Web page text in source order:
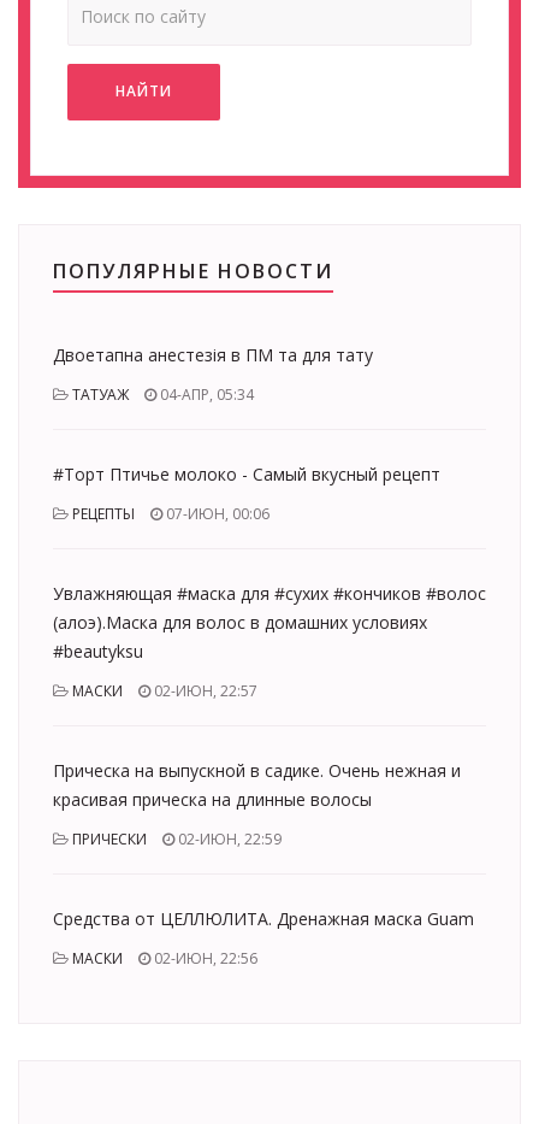
НАЙТИ
ПОПУЛЯРНЫЕ НОВОСТИ
Двоетапна анестезія в ПМ та для тату
ТАТУАЖ 04-АПР, 05:34
#Торт Птичье молоко - Самый вкусный рецепт
РЕЦЕПТЫ 07-ИЮН, 00:06
Увлажняющая #маска для #сухих #кончиков #волос
(алоэ).Маска для волос в домашних условиях
#beautyksu
МАСКИ 02-ИЮН, 22:57
Прическа на выпускной в садике. Очень нежная и
красивая прическа на длинные волосы
ПРИЧЕСКИ 02-ИЮН, 22:59
Средства от ЦЕЛЛЮЛИТА. Дренажная маска Guam
МАСКИ 02-ИЮН, 22:56